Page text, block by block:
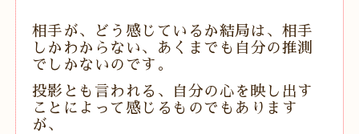
相手が、どう感じているか結局は、相手
しかわからない、あくまでも自分の推測
でしかないのです。
投影とも言われる、自分の心を映し出す
ことによって感じるものでもあります
が、